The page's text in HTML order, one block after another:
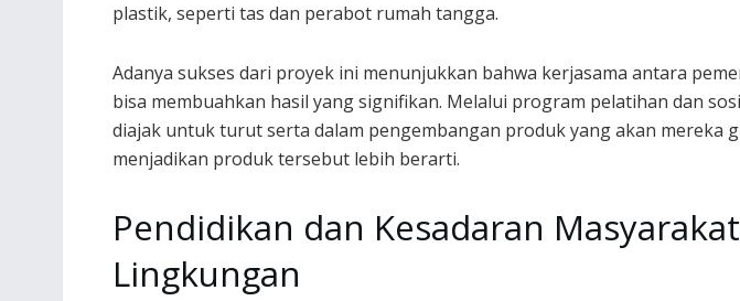
plastik, seperti tas dan perabot rumah tangga.
Adanya sukses dari proyek ini menunjukkan bahwa kerjasama antara
bisa membuahkan hasil yang signifikan. Melalui program pelatihan dan
diajak untuk turut serta dalam pengembangan produk yang akan mereka
menjadikan produk tersebut lebih berarti.
Pendidikan dan Kesadaran
Lingkungan